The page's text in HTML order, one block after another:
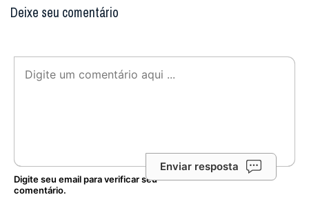
Deixe seu comentário
Enviar resposta
Digite seu email para verificar seu
comentário.